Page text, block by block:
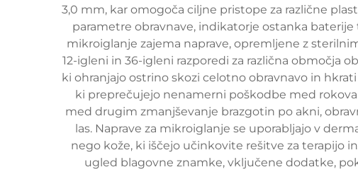
3,0 mm, kar omogoča ciljne pristope za različne
parametre obravnave, indikatorje ostanka baterije
mikroiglanje zajema naprave, opremljene z
12-igleni in 36-igleni razporedi za različna območja
ki ohranjajo ostrino skozi celotno obravnavo in
ki preprečujejo nenamerni poškodbe med
med drugim zmanjševanje brazgotin po akni,
las. Naprave za mikroiglanje se uporabljajo v
nego kože, ki iščejo učinkovite rešitve za terapijo
ugled blagovne znamke, vključene dodatke,